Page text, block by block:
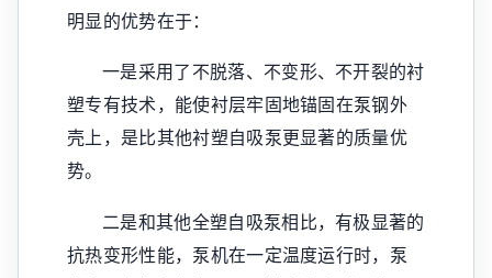
明显的优势在于：
一是采用了不脱落、不变形、不开裂的衬
塑专有技术，能使衬层牢固地锚固在泵钢外
壳上，是比其他衬塑自吸泵更显著的质量优
势。
二是和其他全塑自吸泵相比，有极显著的
抗热变形性能，泵机在一定温度运行时，泵